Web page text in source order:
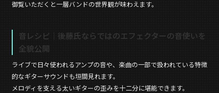
御覧いただくと一層バンドの世界観が味わえます。
音レシピ｜後藤氏ならではのエフェクターの音使いを
全貌公開
ライブで日々使われるアンプの音や、楽曲の一部で扱われている特徴
的なギターサウンドも垣間見れます。
メロディを支える太いギターの歪みを十二分に堪能できます。